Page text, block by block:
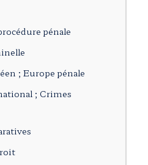
pénale
; Europe pénale
; Crimes